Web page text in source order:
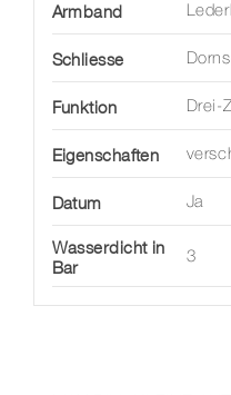
Armband
Schliesse
Funktion Drei-
Eigenschaften
Datum Ja
Wasserdicht in
Bar
3